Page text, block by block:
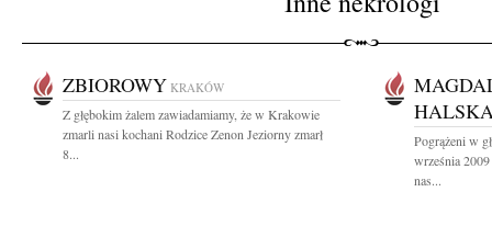
ZBIOROWY KRAKÓW
Z głębokim żalem zawiadamiamy, że w Krakowie
zmarli nasi kochani Rodzice Zenon Jeziorny zmarł
8...
Pogrążeni w
września
nas...